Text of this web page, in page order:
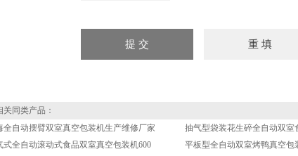
同类产品：
全自动摆臂双室真空包装机生产维修厂家
抽气型袋装花生碎全自动双室
式全自动滚动式食品双室真空包装机600
平板型全自动双室烤鸭真空包